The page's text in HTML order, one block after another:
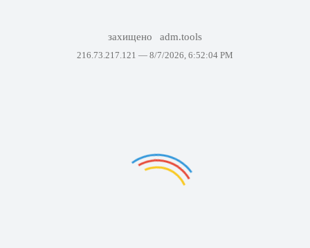
захищено adm.tools
216.73.217.121 — 8/7/2026, 6:52:04 PM